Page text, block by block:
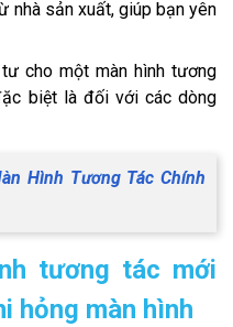
nhà sản xuất, giúp bạn yên
cho một màn hình tương
biệt là đối với các dòng
Hình Tương Tác Chính
tương tác mới
hỏng màn hình